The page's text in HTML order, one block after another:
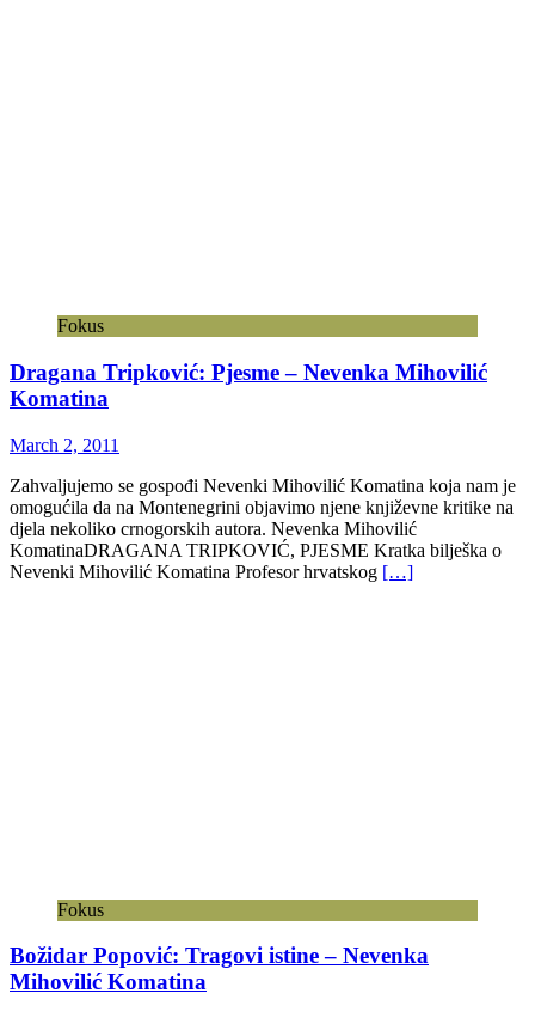
Fokus
Dragana Tripković: Pjesme – Nevenka Mihovilić
Komatina
March 2, 2011
Zahvaljujemo se gospođi Nevenki Mihovilić Komatina koja nam je
omogućila da na Montenegrini objavimo njene književne kritike na
djela nekoliko crnogorskih autora. Nevenka Mihovilić
KomatinaDRAGANA TRIPKOVIĆ, PJESME Kratka bilješka o
Nevenki Mihovilić Komatina Profesor hrvatskog […]
Fokus
Božidar Popović: Tragovi istine – Nevenka
Mihovilić Komatina